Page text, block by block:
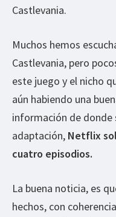
Castlevania.
Muchos hemos
Castlevania, pero
este juego y el nicho
aún habiendo una
información de donde
adaptación, Netflix
cuatro episodios.
La buena noticia, es
hechos, con